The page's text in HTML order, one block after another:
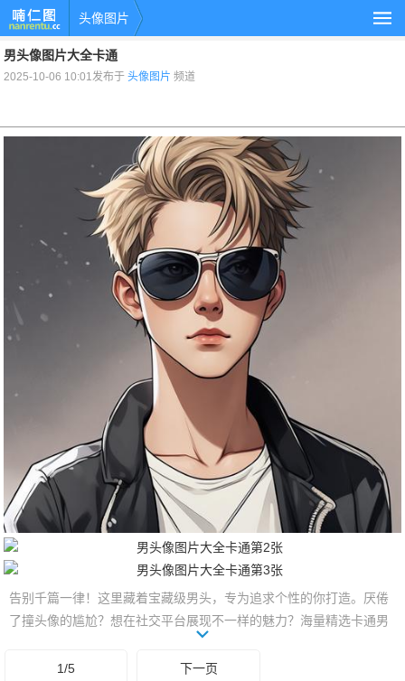
头像图片
男头像图片大全卡通
2025-10-06 10:01发布于头像图片 频道
告别千篇一律！这里藏着宝藏级男头，专为追求个性的你打造。厌倦
了撞头像的尴尬？想在社交平台展现不一样的魅力？海量精选卡通男
头来袭！阳光少年、酷炫型男、搞怪逗比…总有一款戳中你的心。无
论是动漫风、手绘风，还是欧美风、复古风，我们都为你精心挑选。
1/5 下一页